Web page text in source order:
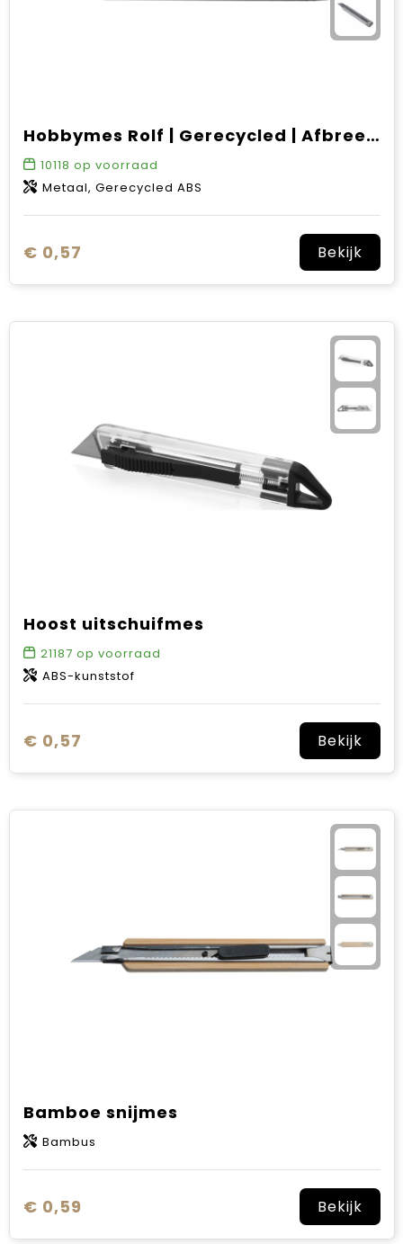
Hobbymes Rolf | Gerecycled | Afbreekmesjes
10118 op voorraad
Metaal, Gerecycled ABS
€ 0,57 Bekijk
Hoost uitschuifmes
21187 op voorraad
ABS-kunststof
€ 0,57 Bekijk
Bamboe snijmes
Bambus
€ 0,59 Bekijk